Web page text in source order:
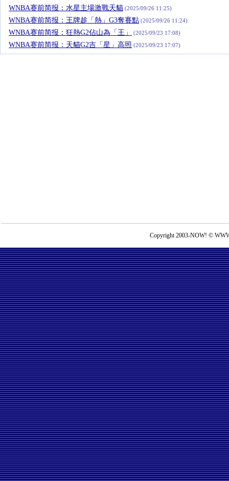
WNBA赛前简报：水星主場激戰天貓 (2025/09/26 11:25)
WNBA赛前简报：王牌趁「熱」G3奪賽點 (2025/09/26 11:24)
WNBA赛前简报：狂熱G2佔山為「王」 (2025/09/23 17:08)
WNBA赛前简报：天貓G2吉「星」高照 (2025/09/23 17:07)
Copyright 2003-NOW! ©